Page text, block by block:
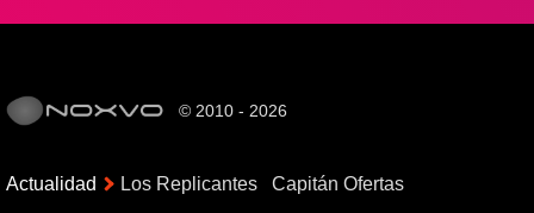
© 2010 - 2026
Actualidad Los Replicantes Capitán Ofertas